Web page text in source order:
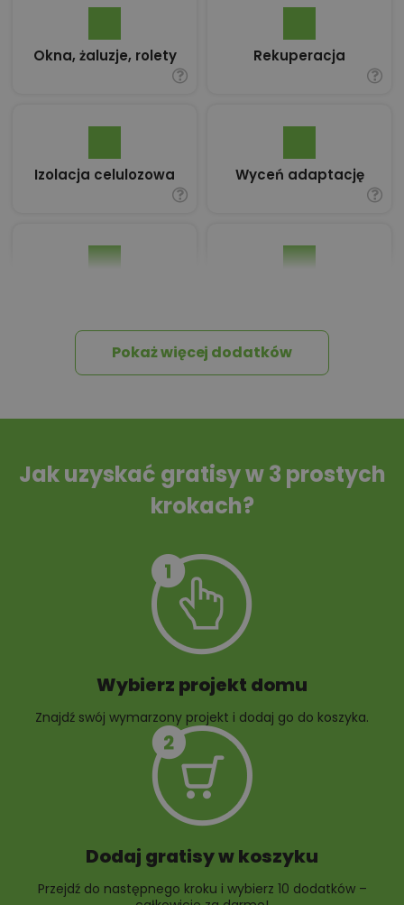
Okna, żaluzje, rolety Rekuperacja
Izolacja celulozowa Wyceń adaptację
ścieków
10 projektów małej
10 projektów rabat
Pokaż więcej dodatków
Jak uzyskać gratisy w 3 prostych
krokach?
Wybierz projekt domu
Znajdź swój wymarzony projekt i dodaj go do koszyka.
Dodaj gratisy w koszyku
Przejdź do następnego kroku i wybierz 10 dodatków –